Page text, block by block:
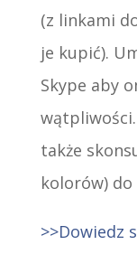
(z linkami
je kupić).
Skype aby
także
kolorów) do
>>Dowiedz